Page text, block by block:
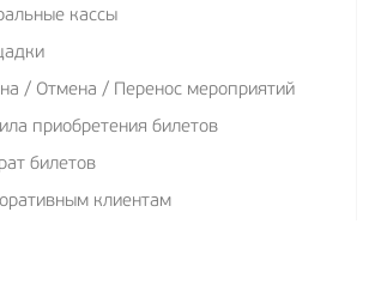
кассы
/ Отмена / Перенос мероприятий
приобретения билетов
билетов
клиентам